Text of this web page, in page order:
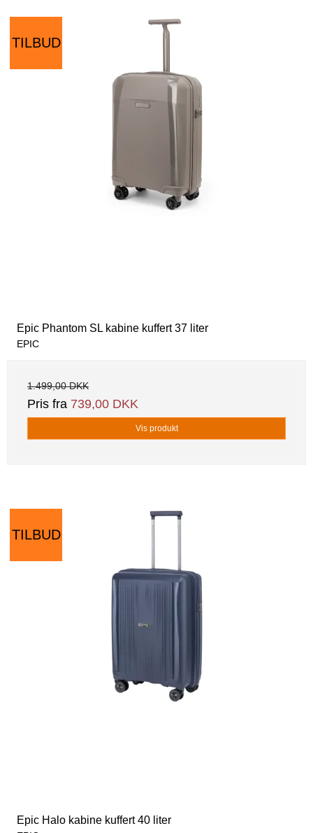
TILBUD
Epic Phantom SL kabine kuffert 37 liter
EPIC
1.499,00 DKK
Pris fra 739,00 DKK
Vis produkt
TILBUD
Epic Halo kabine kuffert 40 liter